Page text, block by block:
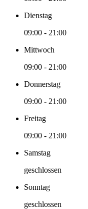
Dienstag
09:00 - 21:00
Mittwoch
09:00 - 21:00
Donnerstag
09:00 - 21:00
Freitag
09:00 - 21:00
Samstag
geschlossen
Sonntag
geschlossen